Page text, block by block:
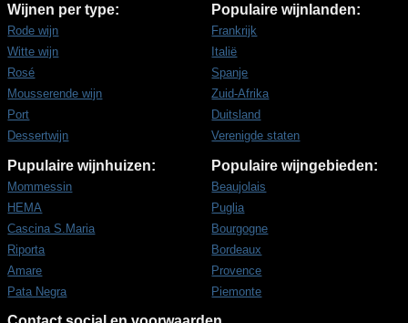
Wijnen per type:
Rode wijn
Witte wijn
Rosé
Mousserende wijn
Port
Dessertwijn
Populaire wijnlanden:
Frankrijk
Italië
Spanje
Zuid-Afrika
Duitsland
Verenigde staten
Pupulaire wijnhuizen:
Mommessin
HEMA
Cascina S.Maria
Riporta
Amare
Pata Negra
Populaire wijngebieden:
Beaujolais
Puglia
Bourgogne
Bordeaux
Provence
Piemonte